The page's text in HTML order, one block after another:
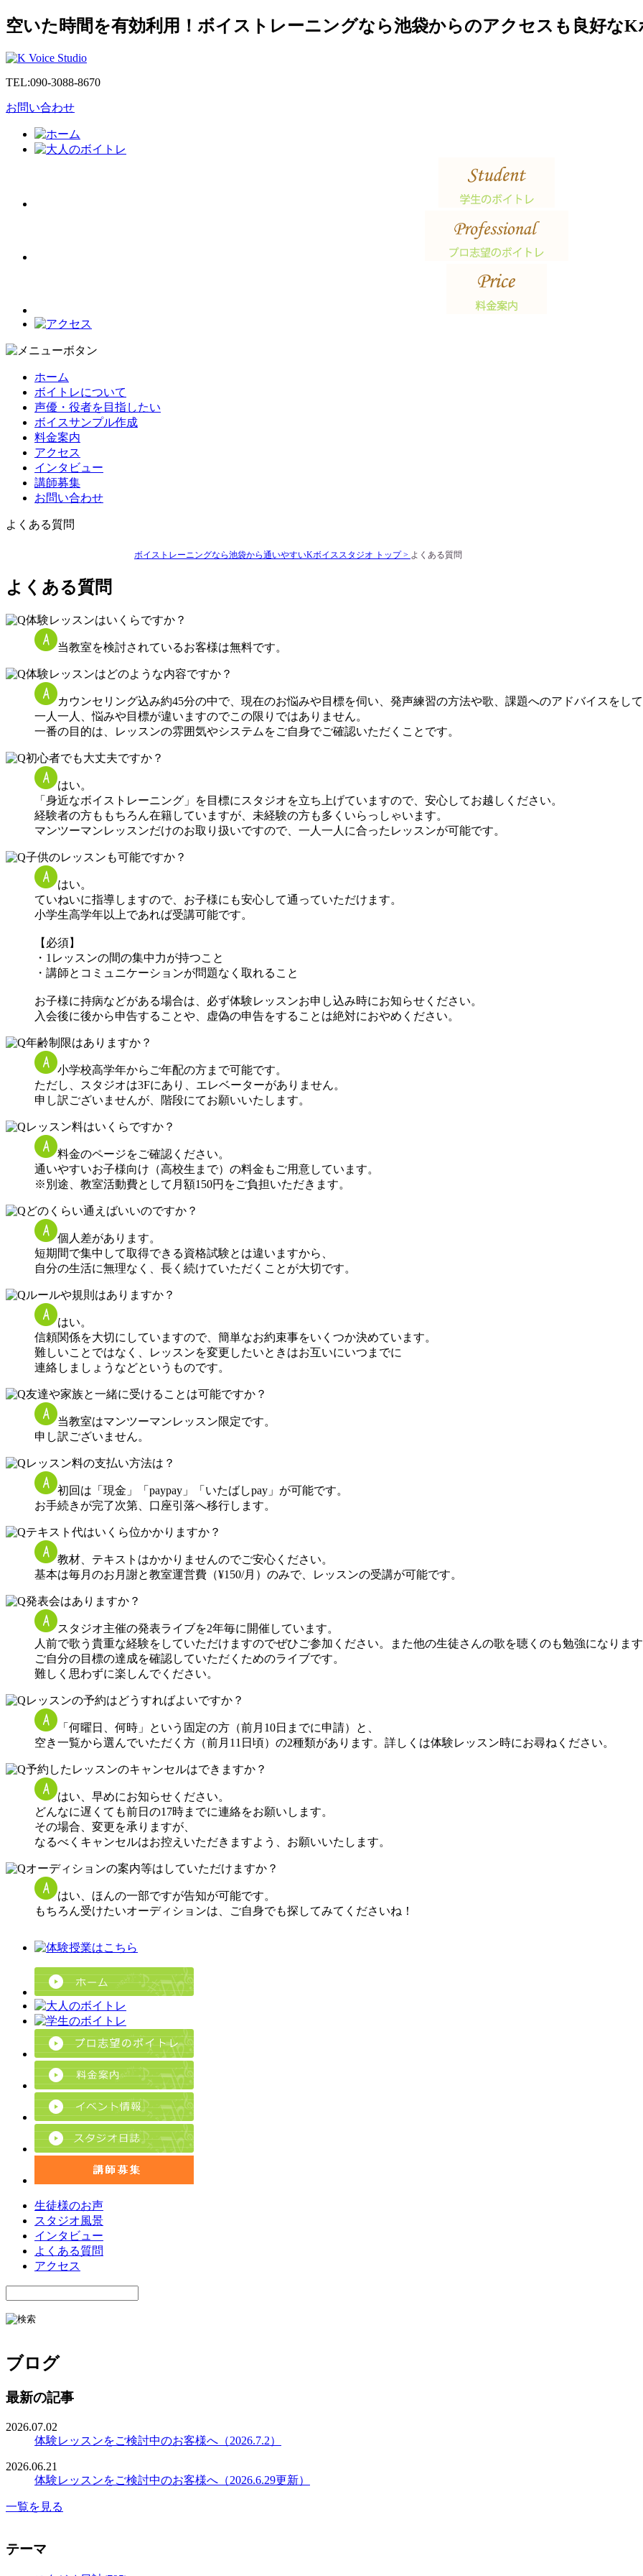
空いた時間を有効利用！ボイストレーニングなら池袋からのアクセスも良好なK
TEL:090-3088-8670
お問い合わせ
ホーム
ボイトレについて
声優・役者を目指したい
ボイスサンプル作成
料金案内
アクセス
インタビュー
講師募集
お問い合わせ
よくある質問
ボイストレーニングなら池袋から通いやすいKボイススタジオ トップ > よくある質問
よくある質問
体験レッスンはいくらですか？
当教室を検討されているお客様は無料です。
体験レッスンはどのような内容ですか？
カウンセリング込み約45分の中で、現在のお悩みや目標を伺い、発声練習の方法や歌、課題へのアドバイスをして
一人一人、悩みや目標が違いますのでこの限りではありません。
一番の目的は、レッスンの雰囲気やシステムをご自身でご確認いただくことです。
初心者でも大丈夫ですか？
はい。
「身近なボイストレーニング」を目標にスタジオを立ち上げていますので、安心してお越しください。
経験者の方ももちろん在籍していますが、未経験の方も多くいらっしゃいます。
マンツーマンレッスンだけのお取り扱いですので、一人一人に合ったレッスンが可能です。
子供のレッスンも可能ですか？
はい。
ていねいに指導しますので、お子様にも安心して通っていただけます。
小学生高学年以上であれば受講可能です。
【必須】
・1レッスンの間の集中力が持つこと
・講師とコミュニケーションが問題なく取れること
お子様に持病などがある場合は、必ず体験レッスンお申し込み時にお知らせください。
入会後に後から申告することや、虚偽の申告をすることは絶対におやめください。
年齢制限はありますか？
小学校高学年からご年配の方まで可能です。
ただし、スタジオは3Fにあり、エレベーターがありません。
申し訳ございませんが、階段にてお願いいたします。
レッスン料はいくらですか？
料金のページをご確認ください。
通いやすいお子様向け（高校生まで）の料金もご用意しています。
※別途、教室活動費として月額150円をご負担いただきます。
どのくらい通えばいいのですか？
個人差があります。
短期間で集中して取得できる資格試験とは違いますから、
自分の生活に無理なく、長く続けていただくことが大切です。
ルールや規則はありますか？
はい。
信頼関係を大切にしていますので、簡単なお約束事をいくつか決めています。
難しいことではなく、レッスンを変更したいときはお互いにいつまでに
連絡しましょうなどというものです。
友達や家族と一緒に受けることは可能ですか？
当教室はマンツーマンレッスン限定です。
申し訳ございません。
レッスン料の支払い方法は？
初回は「現金」「paypay」「いたばしpay」が可能です。
お手続きが完了次第、口座引落へ移行します。
テキスト代はいくら位かかりますか？
教材、テキストはかかりませんのでご安心ください。
基本は毎月のお月謝と教室運営費（¥150/月）のみで、レッスンの受講が可能です。
発表会はありますか？
スタジオ主催の発表ライブを2年毎に開催しています。
人前で歌う貴重な経験をしていただけますのでぜひご参加ください。また他の生徒さんの歌を聴くのも勉強になります
ご自分の目標の達成を確認していただくためのライブです。
難しく思わずに楽しんでください。
レッスンの予約はどうすればよいですか？
「何曜日、何時」という固定の方（前月10日までに申請）と、
空き一覧から選んでいただく方（前月11日頃）の2種類があります。詳しくは体験レッスン時にお尋ねください。
予約したレッスンのキャンセルはできますか？
はい、早めにお知らせください。
どんなに遅くても前日の17時までに連絡をお願いします。
その場合、変更を承りますが、
なるべくキャンセルはお控えいただきますよう、お願いいたします。
オーディションの案内等はしていただけますか？
はい、ほんの一部ですが告知が可能です。
もちろん受けたいオーディションは、ご自身でも探してみてくださいね！
生徒様のお声
スタジオ風景
インタビュー
よくある質問
アクセス
ブログ
最新の記事
2026.07.02
体験レッスンをご検討中のお客様へ（2026.7.2）
2026.06.21
体験レッスンをご検討中のお客様へ（2026.6.29更新）
一覧を見る
テーマ